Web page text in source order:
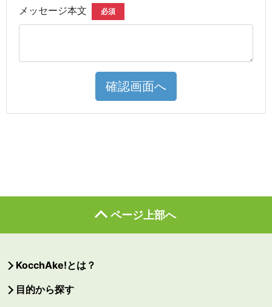
メッセージ本文 必須
確認画面へ
ページ上部へ
KocchAke!とは？
目的から探す